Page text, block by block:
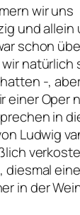
wir uns
und allein
schon
natürlich
-,
einer Oper
in
Ludwig
diesmal
in der